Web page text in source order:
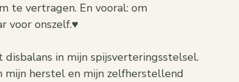
te vertragen. En vooral: om
voor onszelf.♥️
in mijn spijsverteringsstelsel.
mijn herstel en mijn zelfherstellend